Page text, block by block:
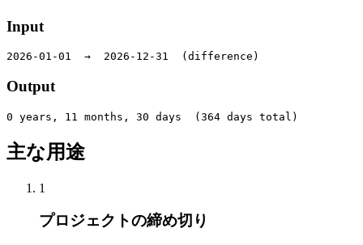
Input
2026-01-01  →  2026-12-31  (difference)
Output
0 years, 11 months, 30 days  (364 days total)
主な用途
1
プロジェクトの締め切り